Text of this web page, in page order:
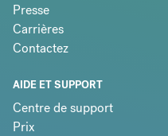
Presse
Carrières
Contactez
AIDE ET SUPPORT
Centre de support
Prix